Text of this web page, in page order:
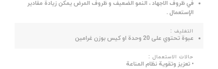
في ظروف الاجهاد ، النمو الضعيف و ظروف المرض يمكن زيادة مقادير
الإستعمال .
التغلیف :
عبوة تحتوي علی 20 وحدة او کیس بوزن غرامين
حالات الاستعمال :
• تعزيز وتقوية نظام المناعة